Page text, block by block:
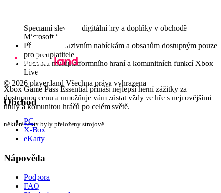
Speciální slevy na digitální hry a doplňky v obchodě
Microsoft Store
Přístup k exkluzivním nabídkám a obsahům dostupným pouze
pro předplatitele
Podpora multiplatformního hraní a komunitních funkcí Xbox
Live
Xbox Game Pass Essential přináší nejlepší herní zážitky za
dostupnou cenu a umožňuje vám zůstat vždy ve hře s nejnovějšími
tituly a komunitou hráčů po celém světě.
některé texty byly přeloženy strojově.
© 2026 player.land Všechna práva vyhrazena
Obchod
PC
X-Box
eKarty
Nápověda
Podpora
FAQ